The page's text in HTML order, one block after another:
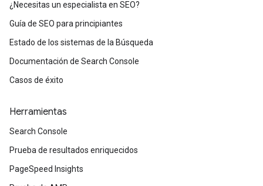
¿Necesitas un especialista en SEO?
Guía de SEO para principiantes
Estado de los sistemas de la Búsqueda
Documentación de Search Console
Casos de éxito
Herramientas
Search Console
Prueba de resultados enriquecidos
PageSpeed Insights